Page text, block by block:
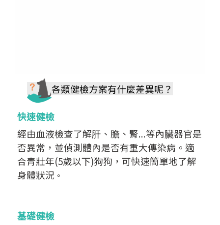
各類健檢方案有什麼差異呢？
快速健檢
經由血液檢查了解肝、膽、腎...等內臟器官是
否異常，並偵測體內是否有重大傳染病。適
合青壯年(5歲以下)狗狗，可快速簡單地了解
身體狀況 。
基礎健檢